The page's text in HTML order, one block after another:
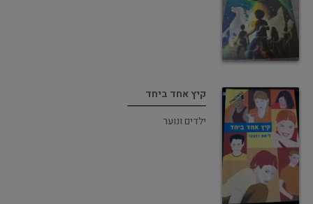
קיץ אחד ביחד
ילדים ונוער